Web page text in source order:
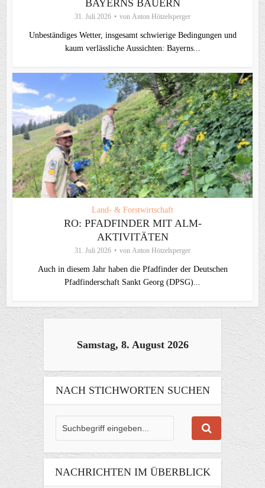
BAYERNS BAUERN
31. Juli 2026 von Anton Hötzelsperger
Unbeständiges Wetter, insgesamt schwierige Bedingungen und
kaum verlässliche Aussichten: Bayerns...
Land- & Forstwirtschaft
RO: PFADFINDER MIT ALM-
AKTIVITÄTEN
31. Juli 2026 von Anton Hötzelsperger
Auch in diesem Jahr haben die Pfadfinder der Deutschen
Pfadfinderschaft Sankt Georg (DPSG)...
Samstag, 8. August 2026
NACH STICHWORTEN SUCHEN
NACHRICHTEN IM ÜBERBLICK